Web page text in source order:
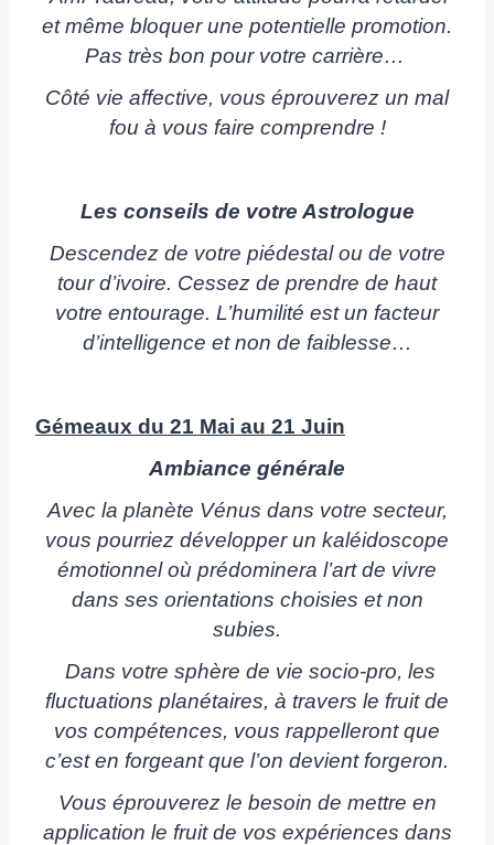
et même bloquer une potentielle promotion.
Pas très bon pour votre carrière…
Côté vie affective, vous éprouverez un mal
fou à vous faire comprendre !
Les conseils de votre Astrologue
Descendez de votre piédestal ou de votre
tour d’ivoire. Cessez de prendre de haut
votre entourage. L’humilité est un facteur
d’intelligence et non de faiblesse…
Gémeaux du 21 Mai au 21 Juin
Ambiance générale
Avec la planète Vénus dans votre secteur,
vous pourriez développer un kaléidoscope
émotionnel où prédominera l’art de vivre
dans ses orientations choisies et non
subies.
Dans votre sphère de vie socio-pro, les
fluctuations planétaires, à travers le fruit de
vos compétences, vous rappelleront que
c’est en forgeant que l’on devient forgeron.
Vous éprouverez le besoin de mettre en
application le fruit de vos expériences dans